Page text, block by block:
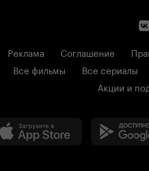
Реклама Соглашение
Все фильмы
Все сериалы
Акции и